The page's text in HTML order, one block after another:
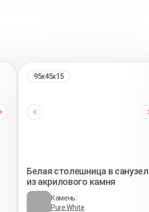
95х45х15
Белая столешница в санузел
из акрилового камня
Камень:
Pure White